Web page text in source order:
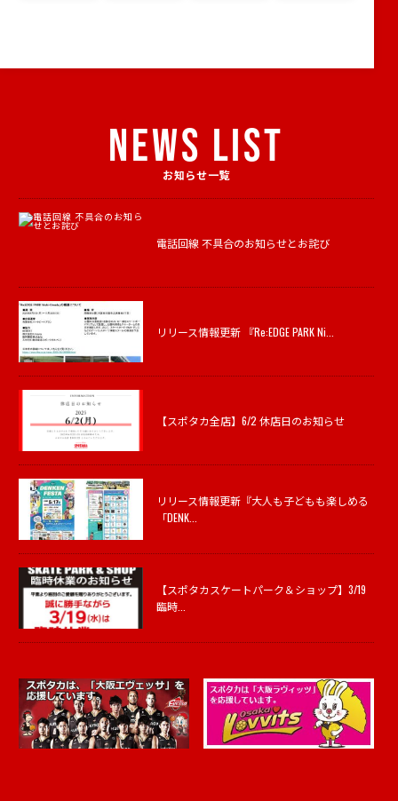
NEWS LIST
お知らせ一覧
電話回線 不具合のお知らせとお詫び
リリース情報更新 『Re:EDGE PARK Ni...
【スポタカ全店】6/2 休店日のお知らせ
リリース情報更新『大人も子どもも楽しめる
「DENK...
【スポタカスケートパーク＆ショップ】3/19
臨時...